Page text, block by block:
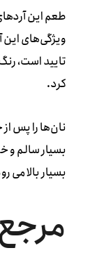
طعم این
ویژگی‌های این
تایید است،
کرد.
نان‌ها را پس
بسیار سالم و
بسیار بالا می